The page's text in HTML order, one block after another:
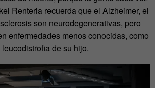
Renteria recuerda que el Alzheimer, el
son neurodegenerativas, pero
enfermedades menos conocidas, como
leucodistrofia de su hijo.